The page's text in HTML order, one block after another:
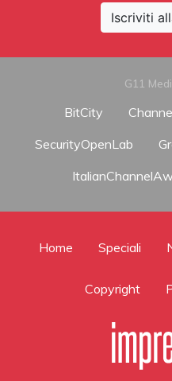
Iscriviti
G11
BitCity
SecurityOpenLab
Home Speciali
Copyright